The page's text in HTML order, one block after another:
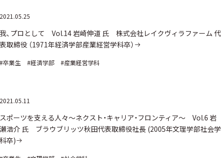
、プロとして Vol.14 岩崎伸道 氏 株式会社レイクヴィラファーム 代
取締役 （1971年経済学部産業経営学科卒）
卒業生 #経済学部 #産業経営学科
ポーツを支える人々～ネクスト・キャリア・フロンティア～ Vol.6 岩
浩介 氏 ブラウブリッツ秋田代表取締役社長 (2005年文理学部社会学
卒)